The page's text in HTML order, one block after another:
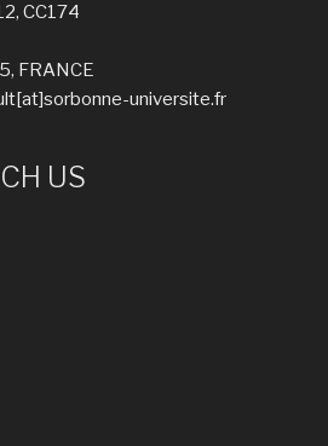
CC174
FRANCE
universite.fr
US